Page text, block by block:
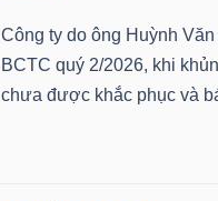
Công ty do ông Huỳnh
BCTC quý 2/2026, khi
chưa được khắc phục và